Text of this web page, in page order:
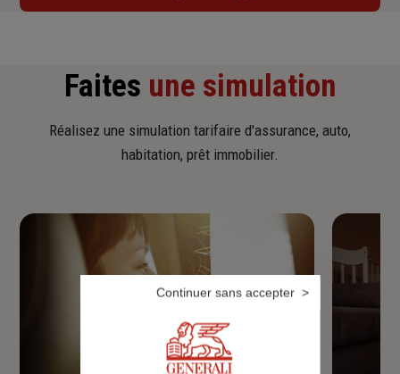
Faites une simulation
Réalisez une simulation tarifaire d'assurance, auto,
habitation, prêt immobilier.
Continuer sans accepter